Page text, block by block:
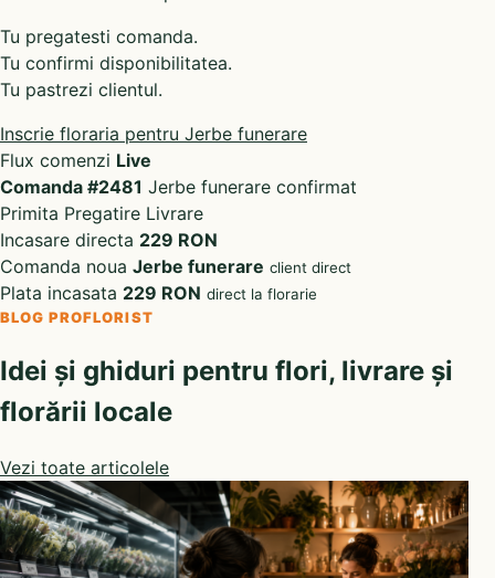
Tu pregatesti comanda.
Tu confirmi disponibilitatea.
Tu pastrezi clientul.
Inscrie floraria pentru Jerbe funerare
Flux comenzi Live
Comanda #2481 Jerbe funerare confirmat
Primita Pregatire Livrare
Incasare directa 229 RON
Comanda noua Jerbe funerare client direct
Plata incasata 229 RON direct la florarie
BLOG PROFLORIST
Idei și ghiduri pentru flori, livrare și
florării locale
Vezi toate articolele